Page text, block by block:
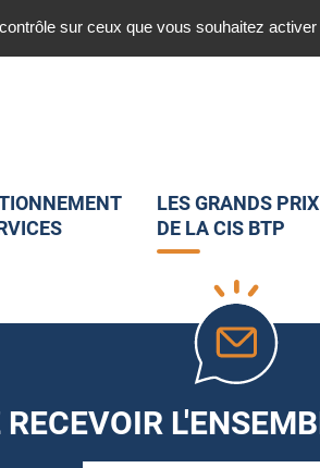
03 20 45 82 25 Nous suivre sur
LES GRANDS PRIX
DE LA CIS BTP
sur ceux que vous souhaitez activer